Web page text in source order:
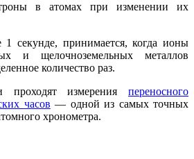
в атомах при изменении их
1 секунде, принимается, когда ионы
и щелочноземельных металлов
количество раз.
измерения переносного
часов — одной из самых точных
хронометра.